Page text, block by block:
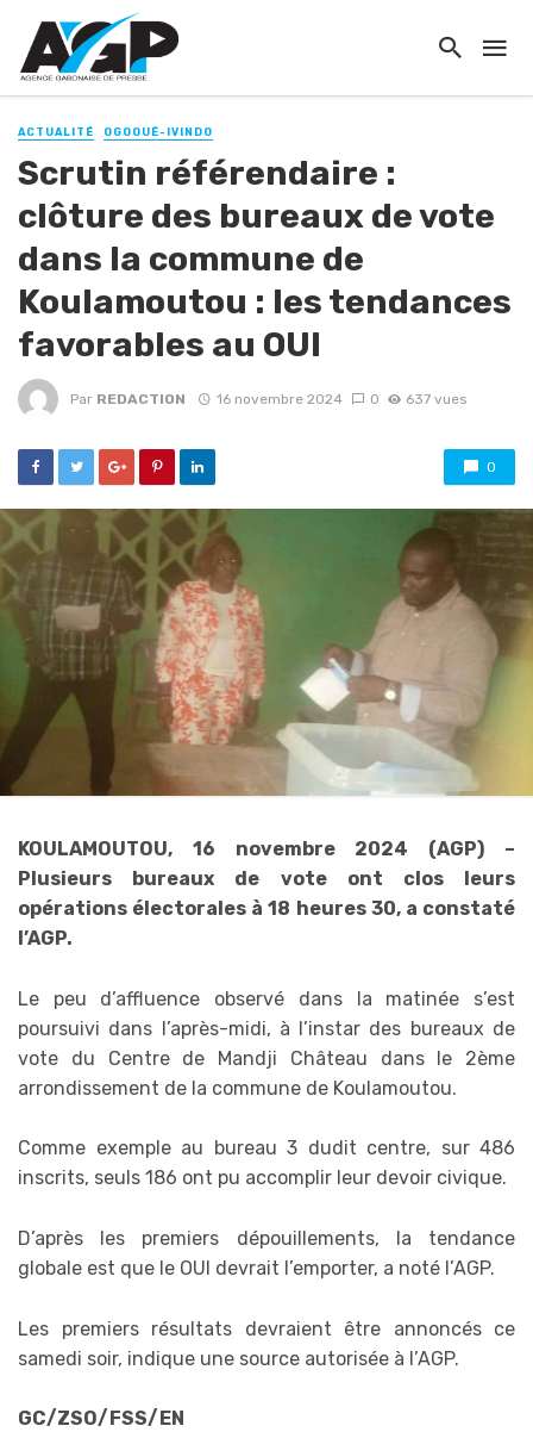
ACTUALITÉ OGOOUÉ-IVINDO
Scrutin référendaire :
clôture des bureaux de vote
dans la commune de
Koulamoutou : les tendances
favorables au OUI
Par REDACTION 16 novembre 2024 0 637 vues
0
KOULAMOUTOU, 16 novembre 2024 (AGP) –
Plusieurs bureaux de vote ont clos leurs
opérations électorales à 18 heures 30, a constaté
l’AGP.
Le peu d’affluence observé dans la matinée s’est
poursuivi dans l’après-midi, à l’instar des bureaux de
vote du Centre de Mandji Château dans le 2ème
arrondissement de la commune de Koulamoutou.
Comme exemple au bureau 3 dudit centre, sur 486
inscrits, seuls 186 ont pu accomplir leur devoir civique.
D’après les premiers dépouillements, la tendance
globale est que le OUI devrait l’emporter, a noté l’AGP.
Les premiers résultats devraient être annoncés ce
samedi soir, indique une source autorisée à l’AGP.
GC/ZSO/FSS/EN